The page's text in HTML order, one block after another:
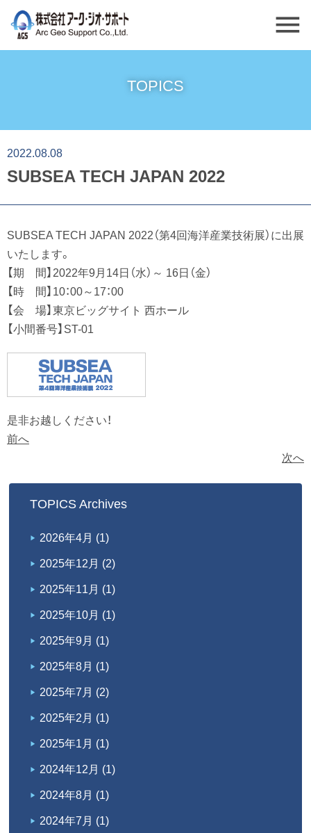
menu
TOPICS
2022.08.08
SUBSEA TECH JAPAN 2022
SUBSEA TECH JAPAN 2022（第4回海洋産業技術展）に出展
いたします。
【期 間】2022年9月14日（水）～ 16日（金）
【時 間】10：00～17：00
【会 場】東京ビッグサイト 西ホール
【小間番号】ST-01
是非お越しください！
前へ
次へ
TOPICS Archives
2026年4月 (1)
2025年12月 (2)
2025年11月 (1)
2025年10月 (1)
2025年9月 (1)
2025年8月 (1)
2025年7月 (2)
2025年2月 (1)
2025年1月 (1)
2024年12月 (1)
2024年8月 (1)
2024年7月 (1)